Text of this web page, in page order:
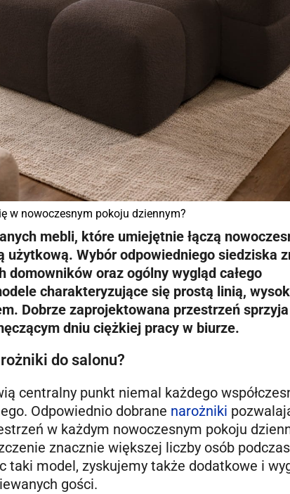
w nowoczesnym pokoju dziennym?
mebli, które umiejętnie łączą
Wybór odpowiedniego siedziska
oraz ogólny wygląd całego
charakteryzujące się prostą linią,
Dobrze zaprojektowana przestrzeń sprzyja
dniu ciężkiej pracy w biurze.
do salonu?
centralny punkt niemal każdego
Odpowiednio dobrane narożniki
w każdym nowoczesnym pokoju
znacznie większej liczby osób
taki model, zyskujemy także dodatkowe i
gości.